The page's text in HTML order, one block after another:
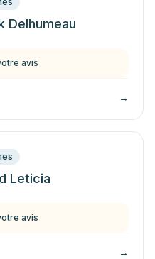
Delhumeau
avis
→
Leticia
avis
→